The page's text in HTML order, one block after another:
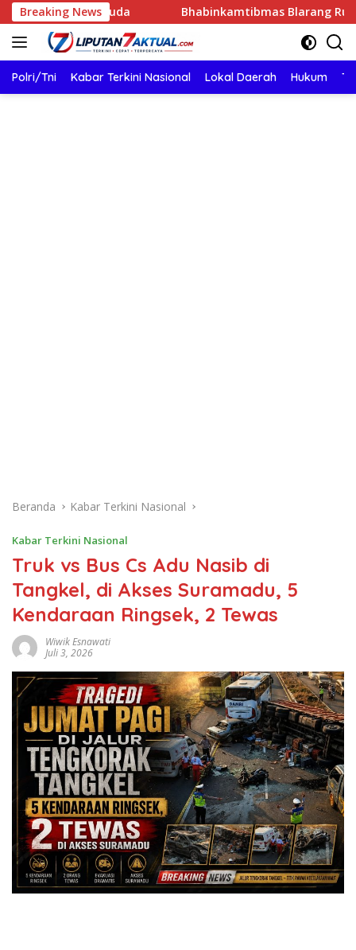
Langsung
ke
konten
Breaking News
Muda Bhabinkamtibmas Blarang Rutin
Polri/Tni Kabar Terkini Nasional Lokal Daerah Hukum
Beranda Kabar Terkini Nasional
Kabar Terkini Nasional
Truk vs Bus Cs Adu Nasib di
Tangkel, di Akses Suramadu, 5
Kendaraan Ringsek, 2 Tewas
Wiwik Esnawati
Juli 3, 2026